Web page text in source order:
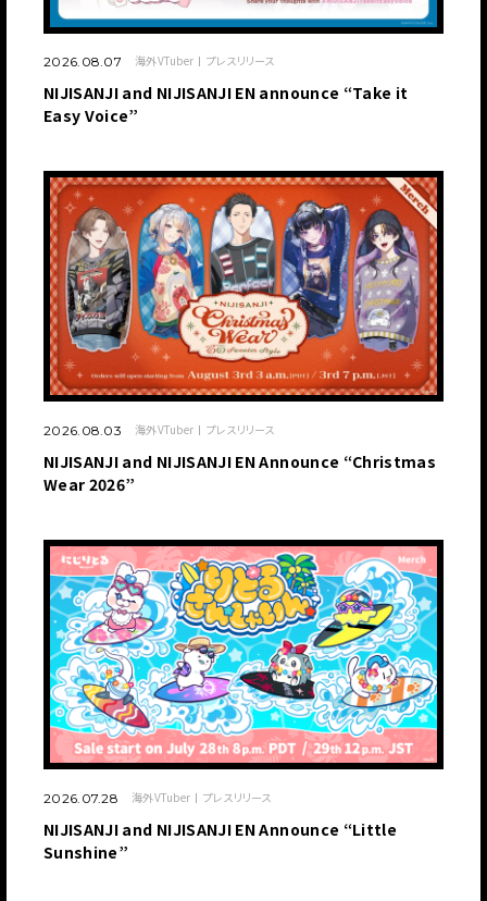
2026.08.07 海外VTuber プレスリリース
NIJISANJI and NIJISANJI EN announce “Take it
Easy Voice”
2026.08.03 海外VTuber プレスリリース
NIJISANJI and NIJISANJI EN Announce “Christmas
Wear 2026”
2026.07.28 海外VTuber プレスリリース
NIJISANJI and NIJISANJI EN Announce “Little
Sunshine”